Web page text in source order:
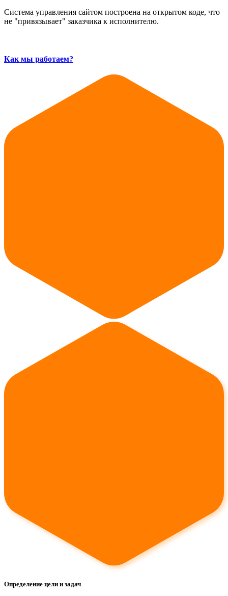
Система управления сайтом построена на открытом коде, что
не "привязывает" заказчика к исполнителю.
Как мы работаем?
Определение цели и задач